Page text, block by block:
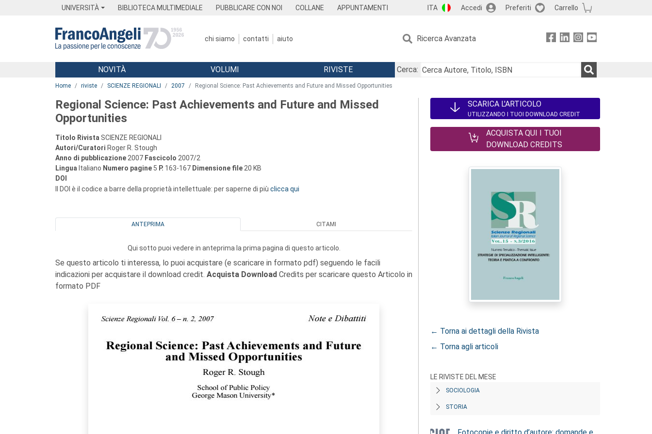
UNIVERSITÀ BIBLIOTECA MULTIMEDIALE PUBBLICARE CON NOI COLLANE APPUNTAMENTI ITA Accedi Preferiti Carrello
chi siamo contatti aiuto Ricerca Avanzata
Menu
NOVITÀ VOLUMI RIVISTE
Cerca:
Home riviste SCIENZE REGIONALI 2007 Regional Science: Past Achievements and Future and Missed Opportunities
Regional Science: Past Achievements and Future and Missed
Opportunities
Titolo Rivista SCIENZE REGIONALI
Autori/Curatori Roger R. Stough
Anno di pubblicazione 2007 Fascicolo 2007/2
Lingua Italiano Numero pagine 5 P. 163-167 Dimensione file 20 KB
DOI
Il DOI è il codice a barre della proprietà intellettuale: per saperne di più clicca qui
ANTEPRIMA CITAMI
Qui sotto puoi vedere in anteprima la prima pagina di questo articolo.
Se questo articolo ti interessa, lo puoi acquistare (e scaricare in formato pdf) seguendo le facili
indicazioni per acquistare il download credit. Acquista Download Credits per scaricare questo Articolo in
formato PDF
SCARICA L'ARTICOLO
UTILIZZANDO I TUOI DOWNLOAD CREDIT
ACQUISTA QUI I TUOI
DOWNLOAD CREDITS
← Torna ai dettagli della Rivista
← Torna agli articoli
LE RIVISTE DEL MESE
SOCIOLOGIA
STORIA